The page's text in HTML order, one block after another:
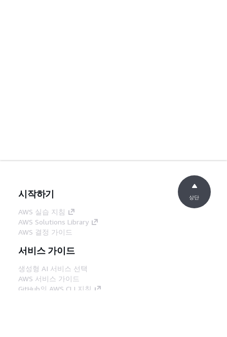
시작하기
AWS 실습 지침
AWS Solutions Library
AWS 결정 가이드
서비스 가이드
생성형 AI 서비스 선택
AWS 서비스 가이드
GitHub의 AWS CLI 지침
상단